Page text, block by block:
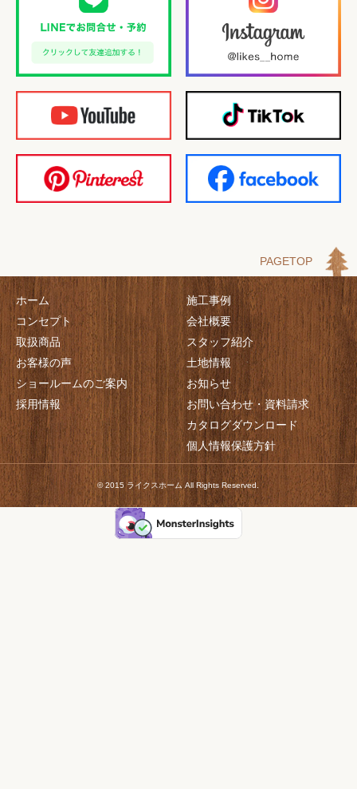
PAGETOP
ホーム
コンセプト
取扱商品
お客様の声
ショールームのご案内
採用情報
施工事例
会社概要
スタッフ紹介
土地情報
お知らせ
お問い合わせ・資料請求
カタログダウンロード
個人情報保護方針
© 2015 ライクスホーム All Rights Reserved.